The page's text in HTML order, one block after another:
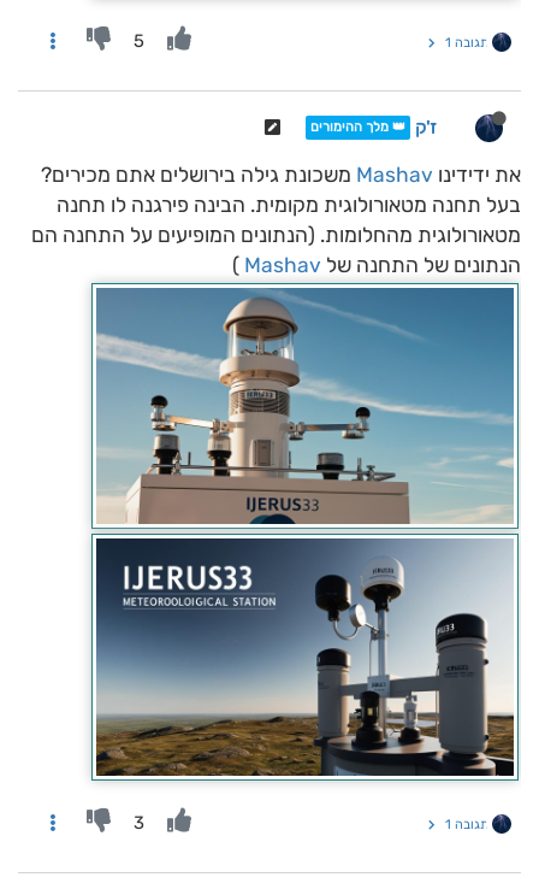
תגובה 1 5
ז'ק 👑 מלך ההימורים
את ידידינו Mashav משכונת גילה בירושלים אתם מכירים?
בעל תחנה מטאורולוגית מקומית. הבינה פירגנה לו תחנה
מטאורולוגית מהחלומות. (הנתונים המופיעים על התחנה הם
הנתונים של התחנה של Mashav
)
תגובה 1 3